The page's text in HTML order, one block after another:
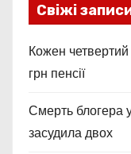
Свіжі
Кожен
грн пенсії
Смерть блогера
засудила двох